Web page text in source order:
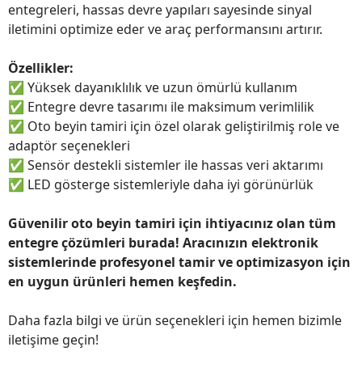
entegreleri, hassas devre yapıları sayesinde sinyal
iletimini optimize eder ve araç performansını artırır.
Özellikler:
✅ Yüksek dayanıklılık ve uzun ömürlü kullanım
✅ Entegre devre tasarımı ile maksimum verimlilik
✅ Oto beyin tamiri için özel olarak geliştirilmiş role ve
adaptör seçenekleri
✅ Sensör destekli sistemler ile hassas veri aktarımı
✅ LED gösterge sistemleriyle daha iyi görünürlük
Güvenilir oto beyin tamiri için ihtiyacınız olan tüm
entegre çözümleri burada! Aracınızın elektronik
sistemlerinde profesyonel tamir ve optimizasyon için
en uygun ürünleri hemen keşfedin.
Daha fazla bilgi ve ürün seçenekleri için hemen bizimle
iletişime geçin!